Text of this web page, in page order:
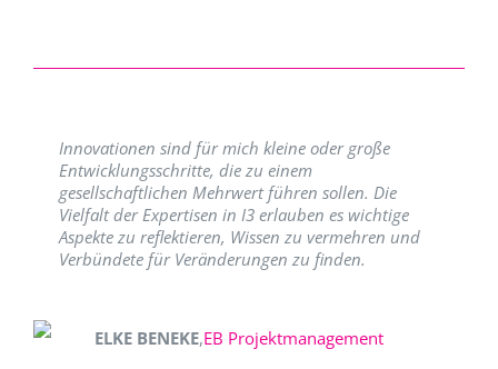
Innovationen sind für mich kleine oder große
Entwicklungsschritte, die zu einem
gesellschaftlichen Mehrwert führen sollen. Die
Vielfalt der Expertisen in I3 erlauben es wichtige
Aspekte zu reflektieren, Wissen zu vermehren und
Verbündete für Veränderungen zu finden.
ELKE BENEKE,EB Projektmanagement